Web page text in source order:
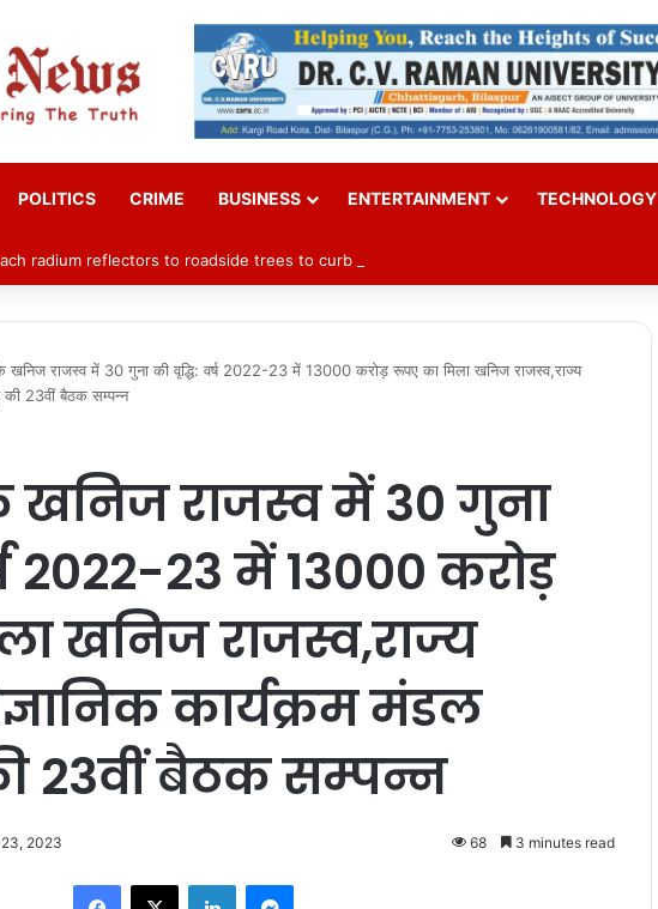
POLITICS CRIME BUSINESS ENTERTAINMENT TECHNOLOGY
radium reflectors to roadside trees to curb accidents
खनिज राजस्व में 30 गुना की वृद्धि: वर्ष 2022-23 में 13000 करोड़ रूपए का मिला खनिज राजस्व,राज्य
की 23वीं बैठक सम्पन्न
खनिज राजस्व में 30 गुना
2022-23 में 13000 करोड़
खनिज राजस्व,राज्य
कार्यक्रम मंडल
23वीं बैठक सम्पन्न
2023 68 3 minutes read
Facebook
X LinkedInMessenger